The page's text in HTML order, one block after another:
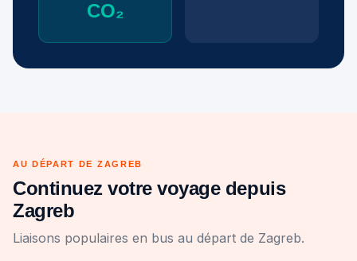
CO₂
AU DÉPART DE ZAGREB
Continuez votre voyage depuis
Zagreb
Liaisons populaires en bus au départ de Zagreb.